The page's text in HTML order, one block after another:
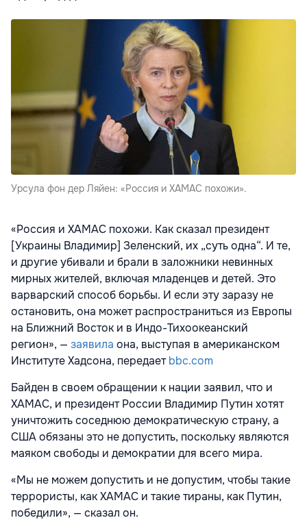
Урсула фон дер Ляйен: «Россия и ХАМАС похожи».
«Россия и ХАМАС похожи. Как сказал президент
[Украины Владимир] Зеленский, их „суть одна“. И те,
и другие убивали и брали в заложники невинных
мирных жителей, включая младенцев и детей. Это
варварский способ борьбы. И если эту заразу не
остановить, она может распространиться из Европы
на Ближний Восток и в Индо-Тихоокеанский
регион», — заявила она, выступая в американском
Институте Хадсона, передаетbbc.com
Байден в своем обращении к нации заявил, что и
ХАМАС, и президент России Владимир Путин хотят
уничтожить соседнюю демократическую страну, а
США обязаны это не допустить, поскольку являются
маяком свободы и демократии для всего мира.
«Мы не можем допустить и не допустим, чтобы такие
террористы, как ХАМАС и такие тираны, как Путин,
победили», — сказал он.